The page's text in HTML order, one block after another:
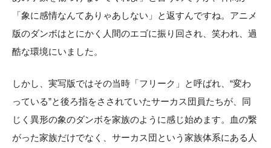
「象に感情なんてありゃあしない」と返すんですね。アニメ
版のダンボはとにかく人間のエゴに振り回され、笑われ、過
酷な環境にいました。
しかし、実写版ではその当時「フリーク」と呼ばれ、“変わ
っている”と後ろ指をさされていたサーカス団員たちが、同
じく異形の象のダンボを家族のように感じ始めます。血の繋
がった家族だけでなく、サーカス団という家族体系にある人